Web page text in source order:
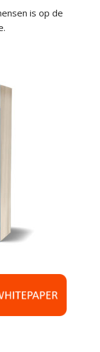
is op de